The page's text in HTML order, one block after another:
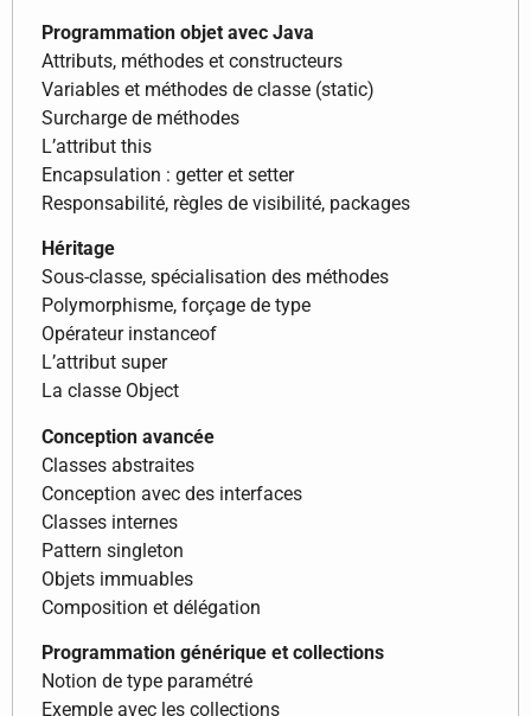
Programmation objet avec Java
Attributs, méthodes et constructeurs
Variables et méthodes de classe (static)
Surcharge de méthodes
L’attribut this
Encapsulation : getter et setter
Responsabilité, règles de visibilité, packages
Héritage
Sous-classe, spécialisation des méthodes
Polymorphisme, forçage de type
Opérateur instanceof
L’attribut super
La classe Object
Conception avancée
Classes abstraites
Conception avec des interfaces
Classes internes
Pattern singleton
Objets immuables
Composition et délégation
Programmation générique et collections
Notion de type paramétré
Exemple avec les collections